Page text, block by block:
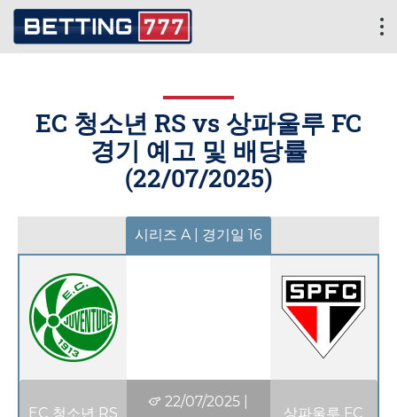
EC 청소년 RS vs 상파울루 FC
경기 예고 및 배당률
(22/07/2025)
시리즈 A | 경기일 16
EC 청소년 RS
22/07/2025
상파울루 FC